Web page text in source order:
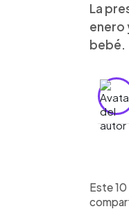
La
enero
bebé.
Este